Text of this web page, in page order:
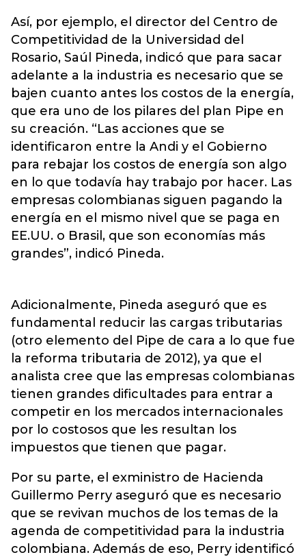
Así, por ejemplo, el director del Centro de
Competitividad de la Universidad del
Rosario, Saúl Pineda, indicó que para sacar
adelante a la industria es necesario que se
bajen cuanto antes los costos de la energía,
que era uno de los pilares del plan Pipe en
su creación. “Las acciones que se
identificaron entre la Andi y el Gobierno
para rebajar los costos de energía son algo
en lo que todavía hay trabajo por hacer. Las
empresas colombianas siguen pagando la
energía en el mismo nivel que se paga en
EE.UU. o Brasil, que son economías más
grandes”, indicó Pineda.
Adicionalmente, Pineda aseguró que es
fundamental reducir las cargas tributarias
(otro elemento del Pipe de cara a lo que fue
la reforma tributaria de 2012), ya que el
analista cree que las empresas colombianas
tienen grandes dificultades para entrar a
competir en los mercados internacionales
por lo costosos que les resultan los
impuestos que tienen que pagar.
Por su parte, el exministro de Hacienda
Guillermo Perry aseguró que es necesario
que se revivan muchos de los temas de la
agenda de competitividad para la industria
colombiana. Además de eso, Perry identificó